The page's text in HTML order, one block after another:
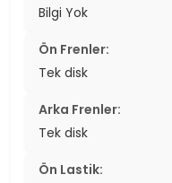
Bilgi Yok
Ön Frenler:
Tek disk
Arka Frenler:
Tek disk
Ön Lastik: